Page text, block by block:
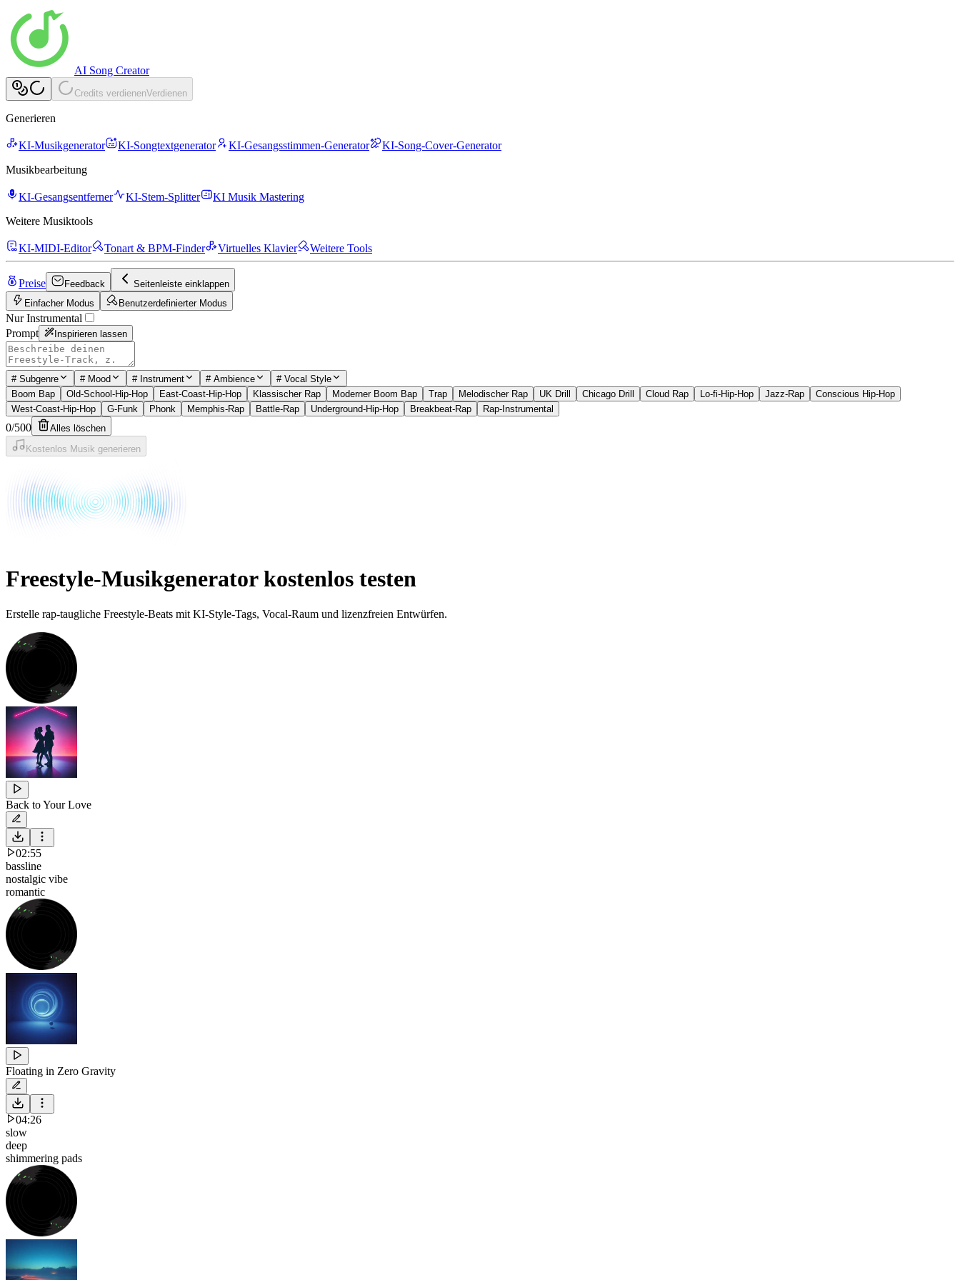
AI Song Creator
Credits verdienenVerdienen
Generieren
KI-Musikgenerator KI-Songtextgenerator KI-Gesangsstimmen-Generator
KI-Song-Cover-Generator
Musikbearbeitung
KI-Gesangsentferner KI-Stem-Splitter
KI Musik Mastering
Weitere Musiktools
KI-MIDI-Editor Tonart & BPM-Finder Virtuelles Klavier Weitere Tools
Preise Feedback
Seitenleiste einklappen
Einfacher Modus
Benutzerdefinierter Modus
Nur Instrumental
Prompt
Inspirieren lassen
# Subgenre # Mood # Instrument # Ambience # Vocal Style
Boom Bap
Old-School-Hip-Hop East-Coast-Hip-Hop Klassischer Rap Moderner Boom Bap Trap Melodischer Rap UK Drill Chicago Drill Cloud Rap Lo-fi-Hip-Hop Jazz-Rap
Conscious Hip-Hop
West-Coast-Hip-Hop
G-Funk Phonk Memphis-Rap Battle-Rap Underground-Hip-Hop Breakbeat-Rap Rap-Instrumental
0/500
Alles löschen
Kostenlos Musik generieren
Freestyle-Musikgenerator kostenlos testen
Erstelle rap-taugliche Freestyle-Beats mit KI-Style-Tags, Vocal-Raum und lizenzfreien Entwürfen.
Back to Your Love
02:55
bassline
nostalgic vibe
romantic
Floating in Zero Gravity
04:26
slow
deep
shimmering pads